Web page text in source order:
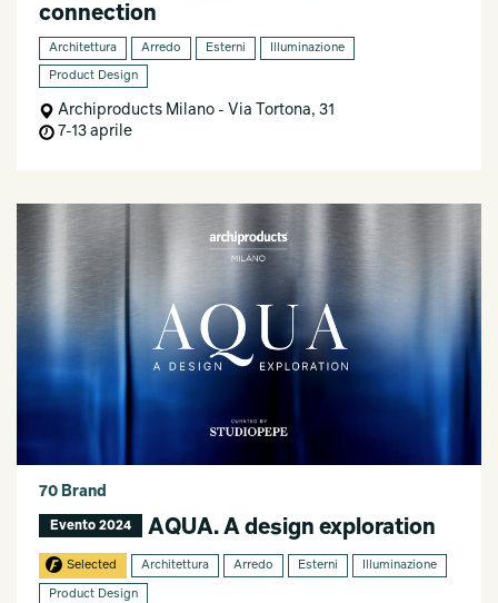
connection
Architettura Arredo Esterni Illuminazione
Product Design
Archiproducts Milano - Via Tortona, 31
7-13 aprile
70 Brand
Evento 2024 AQUA. A design exploration
Selected Architettura Arredo Esterni Illuminazione
Product Design